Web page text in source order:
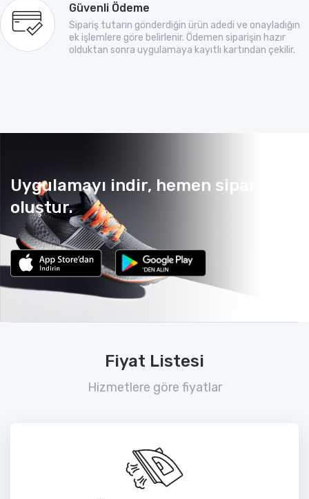
Güvenli Ödeme
Sipariş tutarın gönderdiğin ürün adedi ve onayladığın
ek işlemlere göre belirlenir. Ödemen siparişin hazır
olduktan sonra uygulamaya kayıtlı kartından çekilir.
Uygulamayı indir, hemen sipariş
oluştur.
Fiyat Listesi
Hizmetlere göre fiyatlar